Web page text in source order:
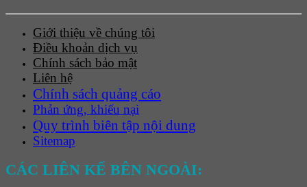
Giới thiệu về chúng tôi
Điều khoản dịch vụ
Chính sách bảo mật
Liên hệ
Chính sách quảng cáo
Phản ứng, khiếu nại
Quy trình biên tập nội dung
Sitemap
CÁC LIÊN KẾ BÊN NGOÀI: